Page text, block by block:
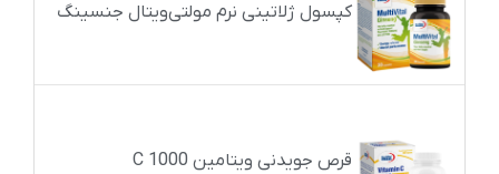
کپسول ژلاتینی نرم مولتی‌ویتال جنسینگ
قرص جویدنی ویتامین C 1000